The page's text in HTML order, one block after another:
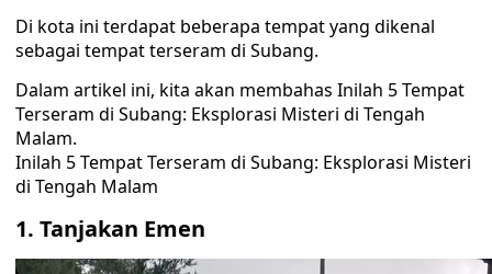
Di kota ini terdapat beberapa tempat yang dikenal
sebagai tempat terseram di Subang.
Dalam artikel ini, kita akan membahas Inilah 5 Tempat
Terseram di Subang: Eksplorasi Misteri di Tengah
Malam.
Inilah 5 Tempat Terseram di Subang: Eksplorasi Misteri
di Tengah Malam
1. Tanjakan Emen